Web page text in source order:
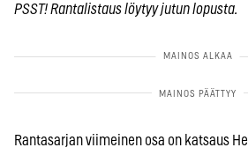
PSST! Rantalistaus löytyy jutun lopusta.
Rantasarjan viimeinen osa on katsaus